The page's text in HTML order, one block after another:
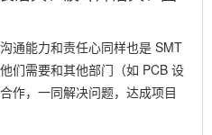
通能力和责任心同样也是 SMT
们需要和其他部门（如 PCB 设
作，一同解决问题，达成项目